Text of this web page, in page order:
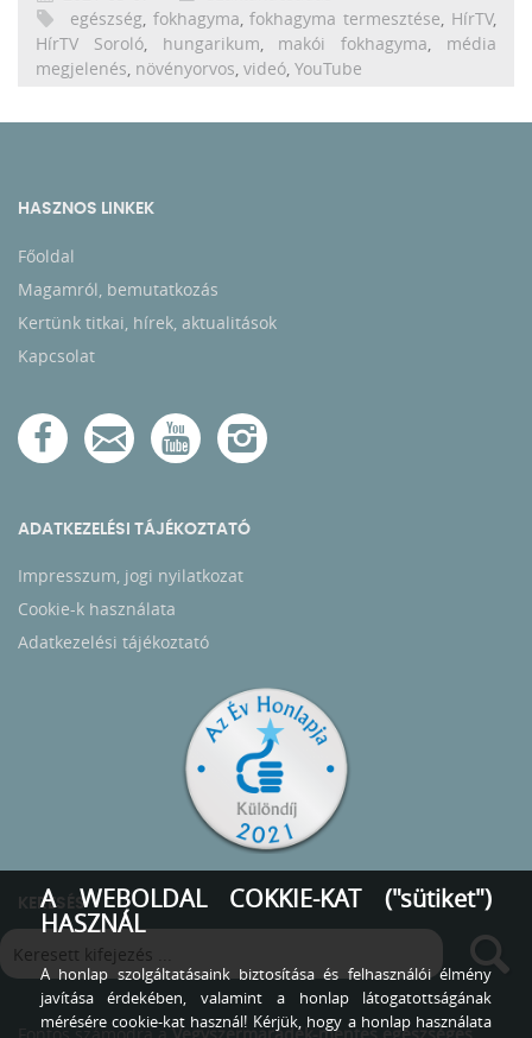
egészség, fokhagyma ,fokhagyma termesztése HírTV,
HírTV Soroló, hungarikum makói fokhagyma
média
megjelenés növényorvos videó YouTube
HASZNOS LINKEK
Főoldal
Magamról, bemutatkozás
Kertünk titkai, hírek, aktualitások
Kapcsolat
ADATKEZELÉSI TÁJÉKOZTATÓ
Impresszum, jogi nyilatkozat
Cookie-k használata
Adatkezelési tájékoztató
KERESÉS
A WEBOLDAL COKKIE-KAT ("sütiket")
HASZNÁL
A honlap szolgáltatásaink biztosítása és felhasználói élmény
javítása érdekében, valamint a honlap látogatottságának
mérésére cookie-kat használ! Kérjük, hogy a honlap használata